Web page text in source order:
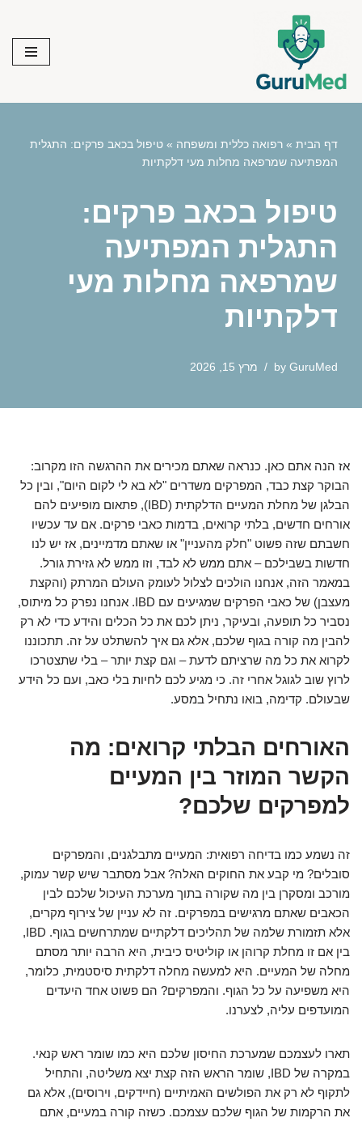
content
דף הבית » רפואה כללית ומשפחה » טיפול בכאב פרקים: התגלית
המפתיעה שמרפאה מחלות מעי דלקתיות
טיפול בכאב פרקים:
התגלית המפתיעה
שמרפאה מחלות מעי
דלקתיות
by GuruMed מרץ 15, 2026
אז הנה אתם כאן. כנראה שאתם מכירים את ההרגשה הזו מקרוב:
הבוקר קצת כבד, המפרקים משדרים "לא בא לי לקום היום", ובין כל
הבלגן של מחלת המעיים הדלקתית (IBD), פתאום מופיעים להם
אורחים חדשים, בלתי קרואים, בדמות כאבי פרקים. אם עד עכשיו
חשבתם שזה פשוט "חלק מהעניין" או שאתם מדמיינים, אז יש לנו
חדשות בשבילכם – אתם ממש לא לבד, וזו ממש לא גזירת גורל.
במאמר הזה, אנחנו הולכים לצלול לעומק העולם המרתק (והקצת
מעצבן) של כאבי הפרקים שמגיעים עם IBD. אנחנו נפרק כל מיתוס,
נסביר כל תופעה, ובעיקר, ניתן לכם את כל הכלים והידע כדי לא רק
להבין מה קורה בגוף שלכם, אלא גם איך להשתלט על זה. תתכוננו
לקרוא את כל מה שרציתם לדעת – וגם קצת יותר – בלי שתצטרכו
לרוץ שוב לגוגל אחרי זה. כי מגיע לכם לחיות בלי כאב, ועם כל הידע
שבעולם. קדימה, בואו נתחיל במסע.
האורחים הבלתי קרואים: מה
הקשר המוזר בין המעיים
למפרקים שלכם?
זה נשמע כמו בדיחה רפואית: המעיים מתבלגנים, והמפרקים
סובלים? מי קבע את החוקים האלה? אבל מסתבר שיש קשר עמוק,
מורכב ומסקרן בין מה שקורה בתוך מערכת העיכול שלכם לבין
הכאבים שאתם מרגישים במפרקים. זה לא עניין של צירוף מקרים,
אלא תזמורת שלמה של תהליכים דלקתיים שמתרחשים בגוף. IBD,
בין אם זו מחלת קרוהן או קוליטיס כיבית, היא הרבה יותר מסתם
מחלה של המעיים. היא למעשה מחלה דלקתית סיסטמית, כלומר,
היא משפיעה על כל הגוף. והמפרקים? הם פשוט אחד היעדים
המועדפים עליה, לצערנו.
תארו לעצמכם שמערכת החיסון שלכם היא כמו שומר ראש קנאי.
במקרה של IBD, שומר הראש הזה קצת יצא משליטה, והתחיל
לתקוף לא רק את הפולשים האמיתיים (חיידקים, וירוסים), אלא גם
את הרקמות של הגוף שלכם עצמכם. כשזה קורה במעיים, אתם